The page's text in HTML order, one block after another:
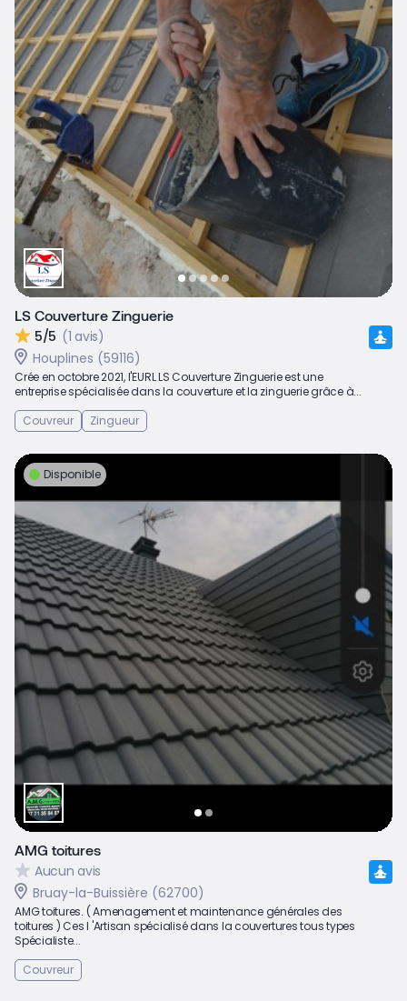
LS Couverture Zinguerie
5/5 (1 avis)
Houplines (59116)
Crée en octobre 2021, l'EURL LS Couverture Zinguerie est une
entreprise spécialisée dans la couverture et la zinguerie grâce à...
Couvreur
Zingueur
Disponible
AMG toitures
Aucun avis
Bruay-la-Buissière (62700)
AMG toitures. ( Amenagement et maintenance générales des
toitures ) Ces l 'Artisan spécialisé dans la couvertures tous types
Spécialiste...
Couvreur